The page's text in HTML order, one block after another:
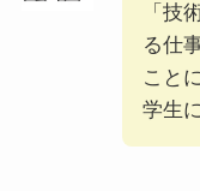
「技
る仕
こと
学生